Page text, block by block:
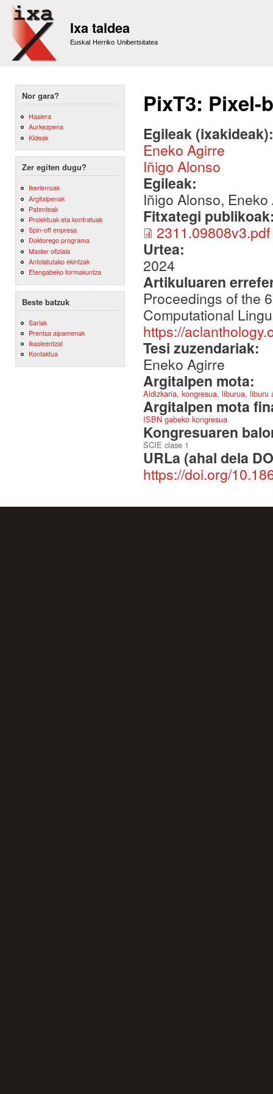
Ixa taldea
Euskal Herriko Unibertsitatea
Nor gara?
Hasiera
Aurkezpena
Kideak
Zer egiten dugu?
Ikerlerroak
Argitalpenak
Patenteak
Proiektuak eta kontratuak
Spin-off enpresa
Doktorego programa
Master ofiziala
Antolatutako ekintzak
Etengabeko formakuntza
Beste batzuk
Sariak
Prentsa aipamenak
Ikasleentzat
Kontaktua
PixT3: Pixel-
Egileak
Eneko Agirre
Iñigo Alonso
Egileak:
Iñigo Alonso,
Fitxategi
2311.09808v3.pdf
Urtea:
2024
Artikuluaren
Proceedings of the
Computational
https://
Tesi zuzendariak:
Eneko Agirre
Argitalpen mota:
Aldizkaria, kongresua, liburua,
Argitalpen mota
ISBN gabeko kongresua
Kongresuaren
SCIE clase 1
URLa (ahal dela
https://doi.org/